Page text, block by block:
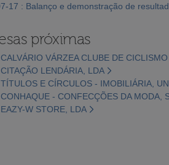
17 : Balanço e demonstração de
próximas
VÁRZEA CLUBE DE
LENDÁRIA, LDA
E CÍRCULOS - IMOBILIÁRIA,
- CONFECÇÕES DA MODA,
W STORE, LDA